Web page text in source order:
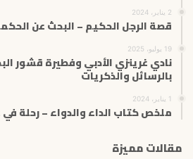
2 يناير، 2024
قصة الرجل الحكيم – البحث عن
19 يوليو، 2025
نادي غرينزي الأدبي وفطيرة قشور
بالرسائل والذكريات
1 يناير، 2024
ملخص كتاب الداء والدواء – رحلة
مقالات مميزة